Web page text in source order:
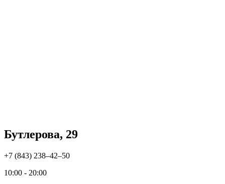
Бутлерова, 29
+7 (843) 238‒42‒50
10:00 - 20:00